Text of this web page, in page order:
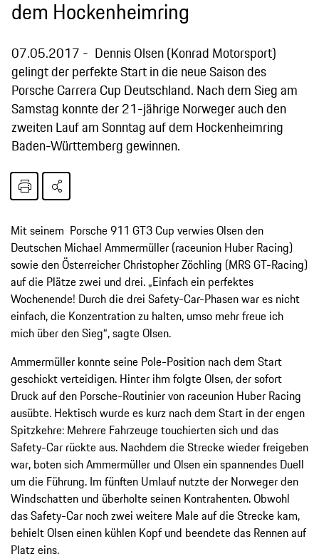
dem Hockenheimring
07.05.2017
Dennis Olsen (Konrad Motorsport)
gelingt der perfekte Start in die neue Saison des
Porsche Carrera Cup Deutschland. Nach dem Sieg am
Samstag konnte der 21-jährige Norweger auch den
zweiten Lauf am Sonntag auf dem Hockenheimring
Baden-Württemberg gewinnen.
Mit seinem Porsche 911 GT3 Cup verwies Olsen den
Deutschen Michael Ammermüller (raceunion Huber Racing)
sowie den Österreicher Christopher Zöchling (MRS GT-Racing)
auf die Plätze zwei und drei. „Einfach ein perfektes
Wochenende! Durch die drei Safety-Car-Phasen war es nicht
einfach, die Konzentration zu halten, umso mehr freue ich
mich über den Sieg“, sagte Olsen.
Ammermüller konnte seine Pole-Position nach dem Start
geschickt verteidigen. Hinter ihm folgte Olsen, der sofort
Druck auf den Porsche-Routinier von raceunion Huber Racing
ausübte. Hektisch wurde es kurz nach dem Start in der engen
Spitzkehre: Mehrere Fahrzeuge touchierten sich und das
Safety-Car rückte aus. Nachdem die Strecke wieder freigeben
war, boten sich Ammermüller und Olsen ein spannendes Duell
um die Führung. Im fünften Umlauf nutzte der Norweger den
Windschatten und überholte seinen Kontrahenten. Obwohl
das Safety-Car noch zwei weitere Male auf die Strecke kam,
behielt Olsen einen kühlen Kopf und beendete das Rennen auf
Platz eins.